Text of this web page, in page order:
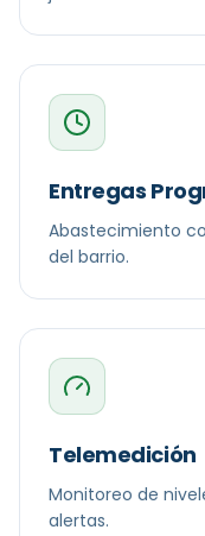
Entregas
Abastecimiento
del barrio.
Telemedición
Monitoreo de
alertas.